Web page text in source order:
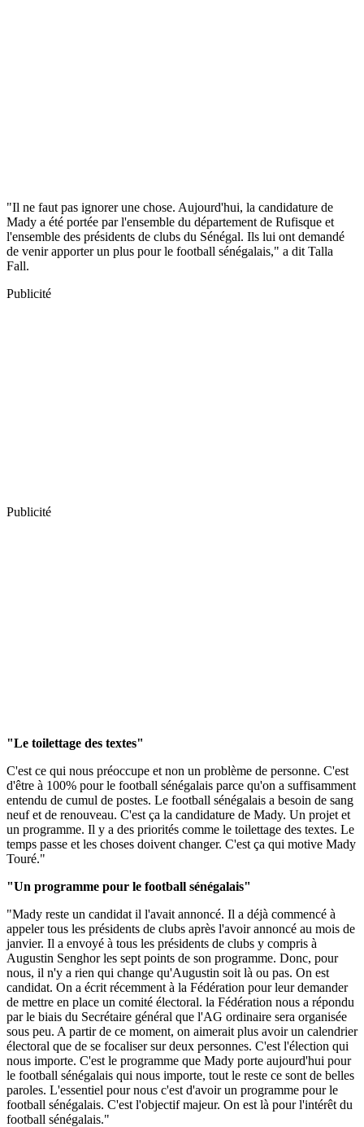
"Il ne faut pas ignorer une chose. Aujourd'hui, la candidature de
Mady a été portée par l'ensemble du département de Rufisque et
l'ensemble des présidents de clubs du Sénégal. Ils lui ont demandé
de venir apporter un plus pour le football sénégalais," a dit Talla
Fall.
Publicité
Publicité
"Le toilettage des textes"
C'est ce qui nous préoccupe et non un problème de personne. C'est
d'être à 100% pour le football sénégalais parce qu'on a suffisamment
entendu de cumul de postes. Le football sénégalais a besoin de sang
neuf et de renouveau. C'est ça la candidature de Mady. Un projet et
un programme. Il y a des priorités comme le toilettage des textes. Le
temps passe et les choses doivent changer. C'est ça qui motive Mady
Touré."
"Un programme pour le football sénégalais"
"Mady reste un candidat il l'avait annoncé. Il a déjà commencé à
appeler tous les présidents de clubs après l'avoir annoncé au mois de
janvier. Il a envoyé à tous les présidents de clubs y compris à
Augustin Senghor les sept points de son programme. Donc, pour
nous, il n'y a rien qui change qu'Augustin soit là ou pas. On est
candidat. On a écrit récemment à la Fédération pour leur demander
de mettre en place un comité électoral. la Fédération nous a répondu
par le biais du Secrétaire général que l'AG ordinaire sera organisée
sous peu. A partir de ce moment, on aimerait plus avoir un calendrier
électoral que de se focaliser sur deux personnes. C'est l'élection qui
nous importe. C'est le programme que Mady porte aujourd'hui pour
le football sénégalais qui nous importe, tout le reste ce sont de belles
paroles. L'essentiel pour nous c'est d'avoir un programme pour le
football sénégalais. C'est l'objectif majeur. On est là pour l'intérêt du
football sénégalais."